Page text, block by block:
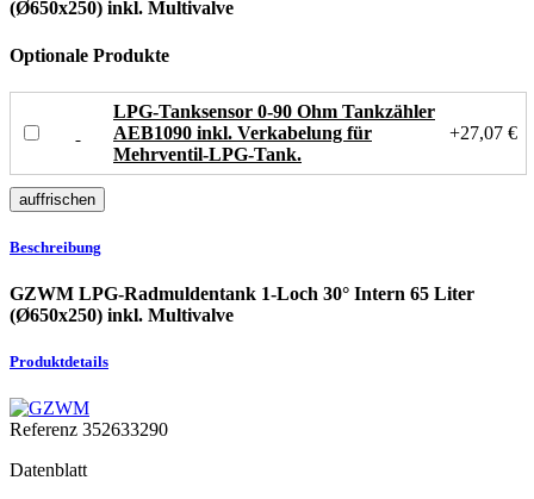
(Ø650x250) inkl. Multivalve
Optionale Produkte
LPG-Tanksensor 0-90 Ohm Tankzähler
AEB1090 inkl. Verkabelung für
Mehrventil-LPG-Tank.
+27,07 €
Beschreibung
GZWM LPG-Radmuldentank 1-Loch 30° Intern 65 Liter
(Ø650x250) inkl. Multivalve
Produktdetails
Referenz 352633290
Datenblatt